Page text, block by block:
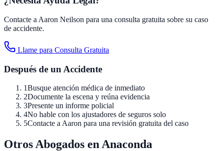
Contacte a Aaron Neilson para una consulta gratuita sobre su caso
de accidente.
Llame para Consulta Gratuita
Después de un Accidente
1Busque atención médica de inmediato
2Documente la escena y reúna evidencia
3Presente un informe policial
4No hable con los ajustadores de seguros solo
5Contacte a Aaron para una revisión gratuita del caso
Otros Abogados en Anaconda